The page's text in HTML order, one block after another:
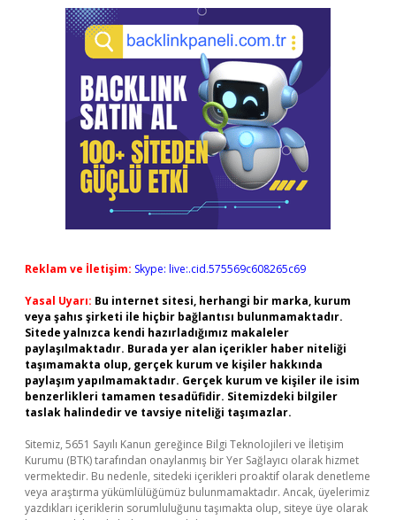
Reklam ve İletişim: Skype: live:.cid.575569c608265c69
Yasal Uyarı: Bu internet sitesi, herhangi bir marka, kurum
veya şahıs şirketi ile hiçbir bağlantısı bulunmamaktadır.
Sitede yalnızca kendi hazırladığımız makaleler
paylaşılmaktadır. Burada yer alan içerikler haber niteliği
taşımamakta olup, gerçek kurum ve kişiler hakkında
paylaşım yapılmamaktadır. Gerçek kurum ve kişiler ile isim
benzerlikleri tamamen tesadüfidir. Sitemizdeki bilgiler
taslak halindedir ve tavsiye niteliği taşımazlar.
Sitemiz, 5651 Sayılı Kanun gereğince Bilgi Teknolojileri ve İletişim
Kurumu (BTK) tarafından onaylanmış bir Yer Sağlayıcı olarak hizmet
vermektedir. Bu nedenle, sitedeki içerikleri proaktif olarak denetleme
veya araştırma yükümlülüğümüz bulunmamaktadır. Ancak, üyelerimiz
yazdıkları içeriklerin sorumluluğunu taşımakta olup, siteye üye olarak